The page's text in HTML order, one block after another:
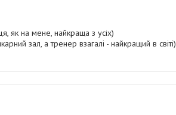
як на мене, найкраща з усіх)
зал, а тренер взагалі - найкращий в світі)